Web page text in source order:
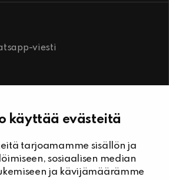
käyttää evästeitä
tarjoamamme sisällön ja
sosiaalisen median
ja kävijämäärämme
viesti
Kiinteistöässät